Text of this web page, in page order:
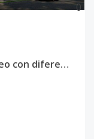
0
Proyecto de estilo contemporáneo con diferente tipologías, para vida en familia o como inversión